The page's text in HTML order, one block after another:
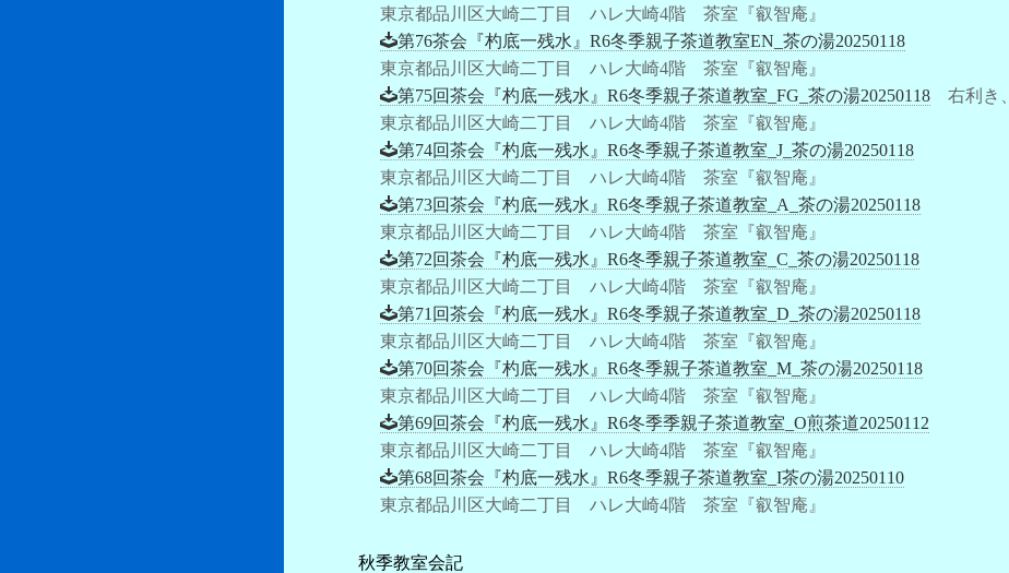
東京都品川区大崎二丁目 ハレ大崎4階 茶室『叡智庵』
第76茶会『杓底一残水』R6冬季親子茶道教室EN_茶の湯20250118
東京都品川区大崎二丁目 ハレ大崎4階 茶室『叡智庵』
第75回茶会『杓底一残水』R6冬季親子茶道教室_FG_茶の湯20250118右利き、
東京都品川区大崎二丁目 ハレ大崎4階 茶室『叡智庵』
第74回茶会『杓底一残水』R6冬季親子茶道教室_J_茶の湯20250118
東京都品川区大崎二丁目 ハレ大崎4階 茶室『叡智庵』
第73回茶会『杓底一残水』R6冬季親子茶道教室_A_茶の湯20250118
東京都品川区大崎二丁目 ハレ大崎4階 茶室『叡智庵』
第72回茶会『杓底一残水』R6冬季親子茶道教室_C_茶の湯20250118
東京都品川区大崎二丁目 ハレ大崎4階 茶室『叡智庵』
第71回茶会『杓底一残水』R6冬季親子茶道教室_D_茶の湯20250118
東京都品川区大崎二丁目 ハレ大崎4階 茶室『叡智庵』
第70回茶会『杓底一残水』R6冬季親子茶道教室_M_茶の湯20250118
東京都品川区大崎二丁目 ハレ大崎4階 茶室『叡智庵』
第69回茶会『杓底一残水』R6冬季季親子茶道教室_O煎茶道20250112
東京都品川区大崎二丁目 ハレ大崎4階 茶室『叡智庵』
第68回茶会『杓底一残水』R6冬季親子茶道教室_I茶の湯20250110
東京都品川区大崎二丁目 ハレ大崎4階 茶室『叡智庵』
秋季教室会記